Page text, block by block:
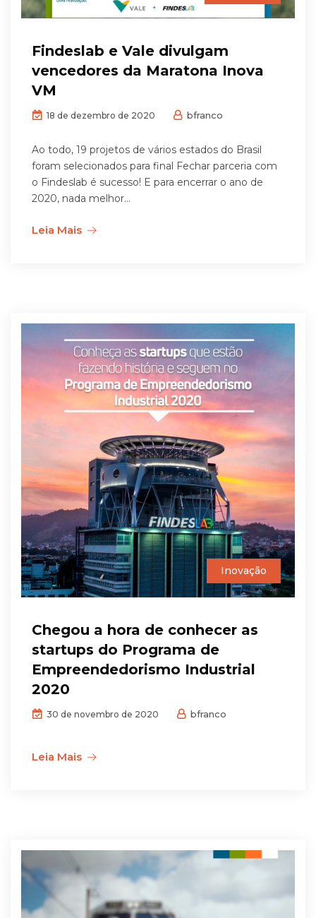
Findeslab e Vale divulgam
vencedores da Maratona Inova
VM
18 de dezembro de 2020 bfranco
Ao todo, 19 projetos de vários estados do Brasil
foram selecionados para final Fechar parceria com
o Findeslab é sucesso! E para encerrar o ano de
2020, nada melhor...
Leia Mais
Inovação
Chegou a hora de conhecer as
startups do Programa de
Empreendedorismo Industrial
2020
30 de novembro de 2020 bfranco
Leia Mais